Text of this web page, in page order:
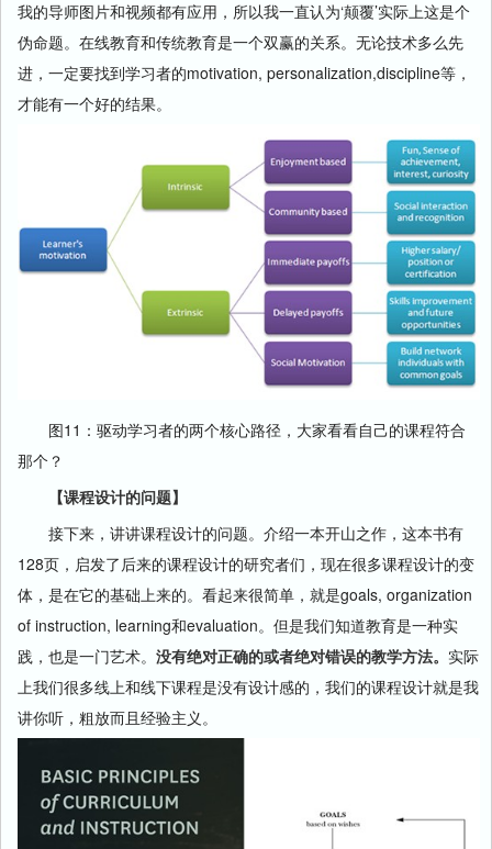
我的导师图片和视频都有应用，所以我一直认为‘颠覆’实际上这是个
伪命题。在线教育和传统教育是一个双赢的关系。无论技术多么先
进，一定要找到学习者的motivation, personalization,discipline等，
才能有一个好的结果。
图11：驱动学习者的两个核心路径，大家看看自己的课程符合
那个？
【课程设计的问题】
接下来，讲讲课程设计的问题。介绍一本开山之作，这本书有
128页，启发了后来的课程设计的研究者们，现在很多课程设计的变
体，是在它的基础上来的。看起来很简单，就是goals, organization
of instruction, learning和evaluation。但是我们知道教育是一种实
践，也是一门艺术。 没有绝对正确的或者绝对错误的教学方法。 实际
上我们很多线上和线下课程是没有设计感的，我们的课程设计就是我
讲你听，粗放而且经验主义。